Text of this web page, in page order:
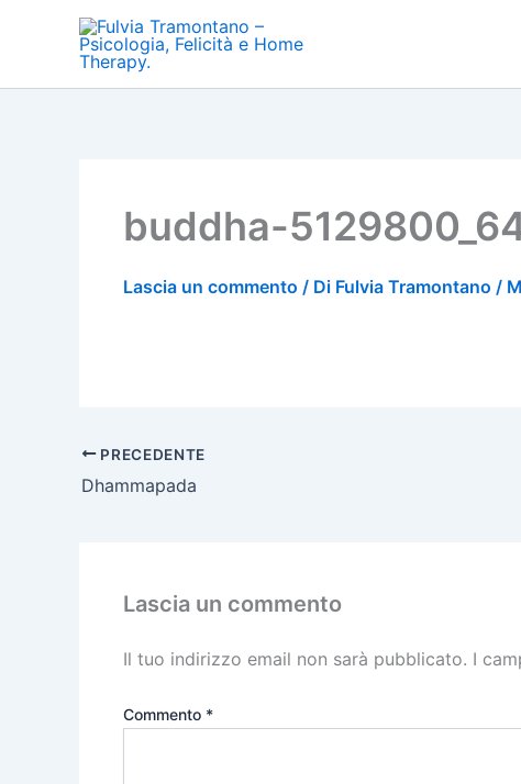
buddha-
Lascia un commento / Di Fulvia Tramontano /
PRECEDENTE
Dhammapada
Lascia un commento
Il tuo indirizzo email non sarà pubblicato. I
Commento *